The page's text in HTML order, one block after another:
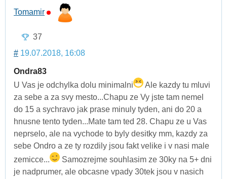
Tomamir
37
# 19.07.2018, 16:08
Ondra83
U Vas je odchylka dolu minimalni
Ale kazdy tu mluvi
za sebe a za svy mesto...Chapu ze Vy jste tam nemel
do 15 a sychravo jak prase minuly tyden, ani do 20 a
hnusne tento tyden...Mate tam ted 28. Chapu ze u Vas
neprselo, ale na vychode to byly desitky mm, kazdy za
sebe Ondro a ze ty rozdily jsou fakt velike i v nasi male
zemicce...
Samozrejme souhlasim ze 30ky na 5+ dni
je nadprumer, ale obcasne vpady 30tek jsou v nasich